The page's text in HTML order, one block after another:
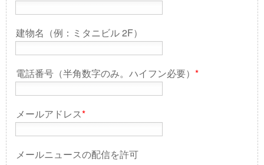
建物名（例：ミタニビル 2F）
電話番号（半角数字のみ。ハイフン必要） *
メールアドレス*
メールニュースの配信を許可